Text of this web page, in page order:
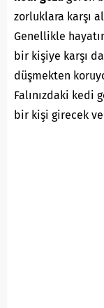
zorluklara karşı
Genellikle
bir kişiye karşı
düşmekten
Falınızdaki kedi
bir kişi girecek